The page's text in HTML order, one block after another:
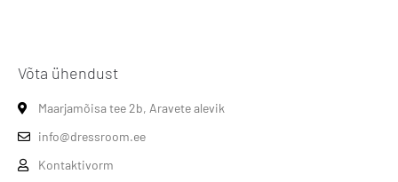
Võta ühendust
Maarjamõisa tee 2b, Aravete alevik
info@dressroom.ee
Kontaktivorm